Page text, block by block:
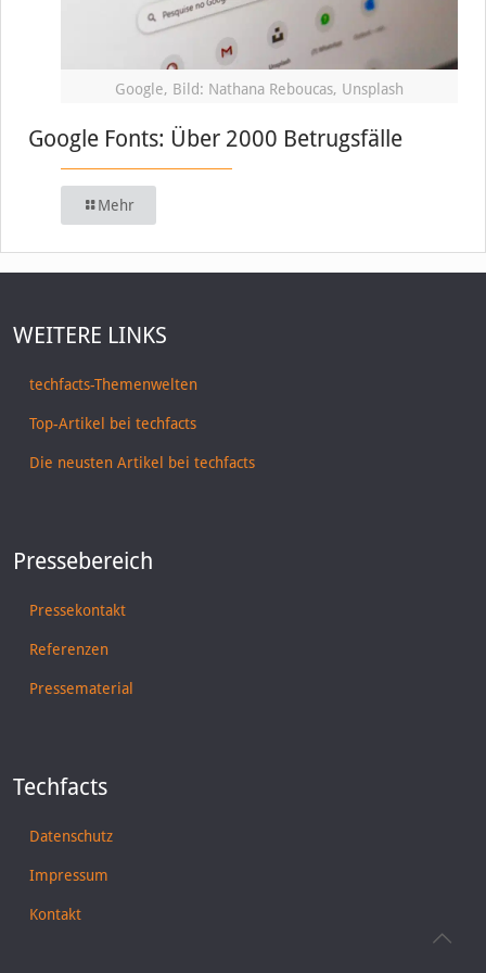
Google, Bild: Nathana Reboucas, Unsplash
Google Fonts: Über 2000 Betrugsfälle
Mehr
WEITERE LINKS
techfacts-Themenwelten
Top-Artikel bei techfacts
Die neusten Artikel bei techfacts
Pressebereich
Pressekontakt
Referenzen
Pressematerial
Techfacts
Datenschutz
Impressum
Kontakt